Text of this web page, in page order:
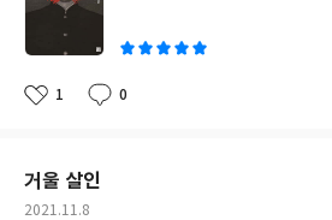
되며 나중에는 아들에게 두려움까지 느끼
전형적인 미스터리 일본소설의 장점이자
간결하게 분량을 줄였으면 더 좋지 않았
인과 그를 숭배하는 사람들 등등 이 모든
한 여러 사건들과 잔인한 현실,그리고 그
좋
1
댓
0
작
거울 살인
작
2021.11.8